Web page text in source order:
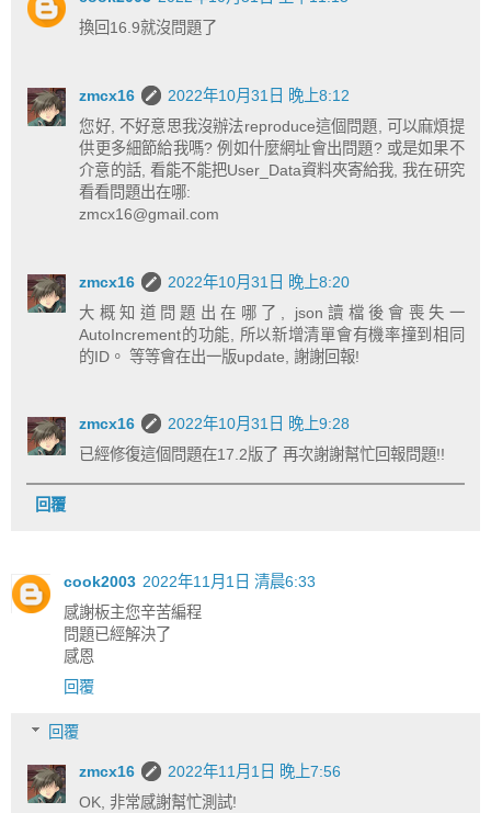
換回16.9就沒問題了
zmcx16
2022年10月31日 晚上8:12
您好, 不好意思我沒辦法reproduce這個問題, 可以麻煩提
供更多細節給我嗎? 例如什麼網址會出問題? 或是如果不
介意的話, 看能不能把User_Data資料夾寄給我, 我在研究
看看問題出在哪:
zmcx16@gmail.com
zmcx16
2022年10月31日 晚上8:20
大概知道問題出在哪了, json讀檔後會喪失一
AutoIncrement的功能, 所以新增清單會有機率撞到相同
的ID。 等等會在出一版update, 謝謝回報!
zmcx16
2022年10月31日 晚上9:28
已經修復這個問題在17.2版了 再次謝謝幫忙回報問題!!
回覆
cook2003 2022年11月1日 清晨6:33
感謝板主您辛苦編程
問題已經解決了
感恩
回覆
回覆
zmcx16
2022年11月1日 晚上7:56
OK, 非常感謝幫忙測試!